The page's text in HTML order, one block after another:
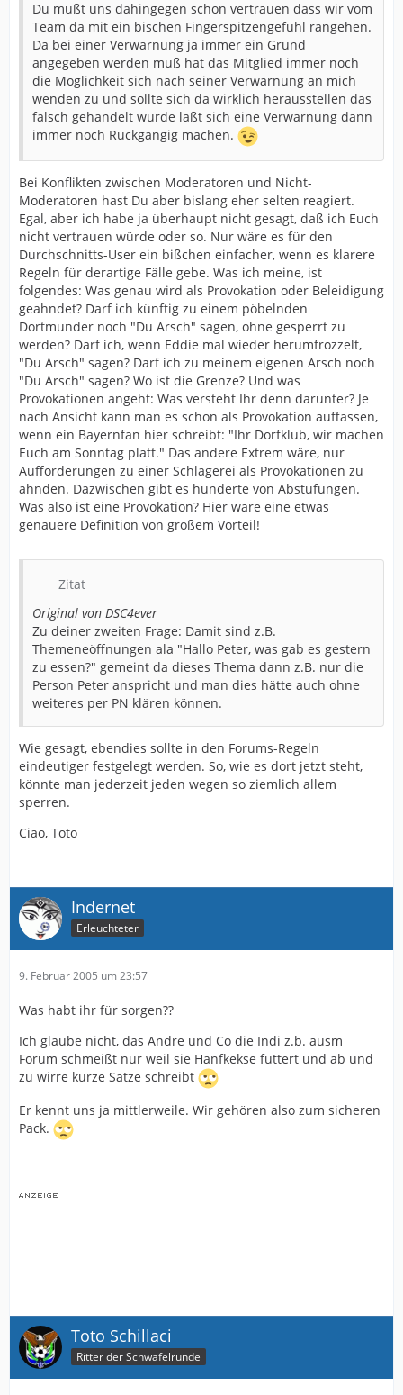
Du mußt uns dahingegen schon vertrauen dass wir vom
Team da mit ein bischen Fingerspitzengefühl rangehen.
Da bei einer Verwarnung ja immer ein Grund
angegeben werden muß hat das Mitglied immer noch
die Möglichkeit sich nach seiner Verwarnung an mich
wenden zu und sollte sich da wirklich herausstellen das
falsch gehandelt wurde läßt sich eine Verwarnung dann
immer noch Rückgängig machen.
Bei Konflikten zwischen Moderatoren und Nicht-
Moderatoren hast Du aber bislang eher selten reagiert.
Egal, aber ich habe ja überhaupt nicht gesagt, daß ich Euch
nicht vertrauen würde oder so. Nur wäre es für den
Durchschnitts-User ein bißchen einfacher, wenn es klarere
Regeln für derartige Fälle gebe. Was ich meine, ist
folgendes: Was genau wird als Provokation oder Beleidigung
geahndet? Darf ich künftig zu einem pöbelnden
Dortmunder noch "Du Arsch" sagen, ohne gesperrt zu
werden? Darf ich, wenn Eddie mal wieder herumfrozzelt,
"Du Arsch" sagen? Darf ich zu meinem eigenen Arsch noch
"Du Arsch" sagen? Wo ist die Grenze? Und was
Provokationen angeht: Was versteht Ihr denn darunter? Je
nach Ansicht kann man es schon als Provokation auffassen,
wenn ein Bayernfan hier schreibt: "Ihr Dorfklub, wir machen
Euch am Sonntag platt." Das andere Extrem wäre, nur
Aufforderungen zu einer Schlägerei als Provokationen zu
ahnden. Dazwischen gibt es hunderte von Abstufungen.
Was also ist eine Provokation? Hier wäre eine etwas
genauere Definition von großem Vorteil!
Zitat
Original von DSC4ever
Zu deiner zweiten Frage: Damit sind z.B.
Themeneöffnungen ala "Hallo Peter, was gab es gestern
zu essen?" gemeint da dieses Thema dann z.B. nur die
Person Peter anspricht und man dies hätte auch ohne
weiteres per PN klären können.
Wie gesagt, ebendies sollte in den Forums-Regeln
eindeutiger festgelegt werden. So, wie es dort jetzt steht,
könnte man jederzeit jeden wegen so ziemlich allem
sperren.
Ciao, Toto
Indernet
Erleuchteter
9. Februar 2005 um 23:57
Was habt ihr für sorgen??
Ich glaube nicht, das Andre und Co die Indi z.b. ausm
Forum schmeißt nur weil sie Hanfkekse futtert und ab und
zu wirre kurze Sätze schreibt
Er kennt uns ja mittlerweile. Wir gehören also zum sicheren
Pack.
Toto Schillaci
Ritter der Schwafelrunde